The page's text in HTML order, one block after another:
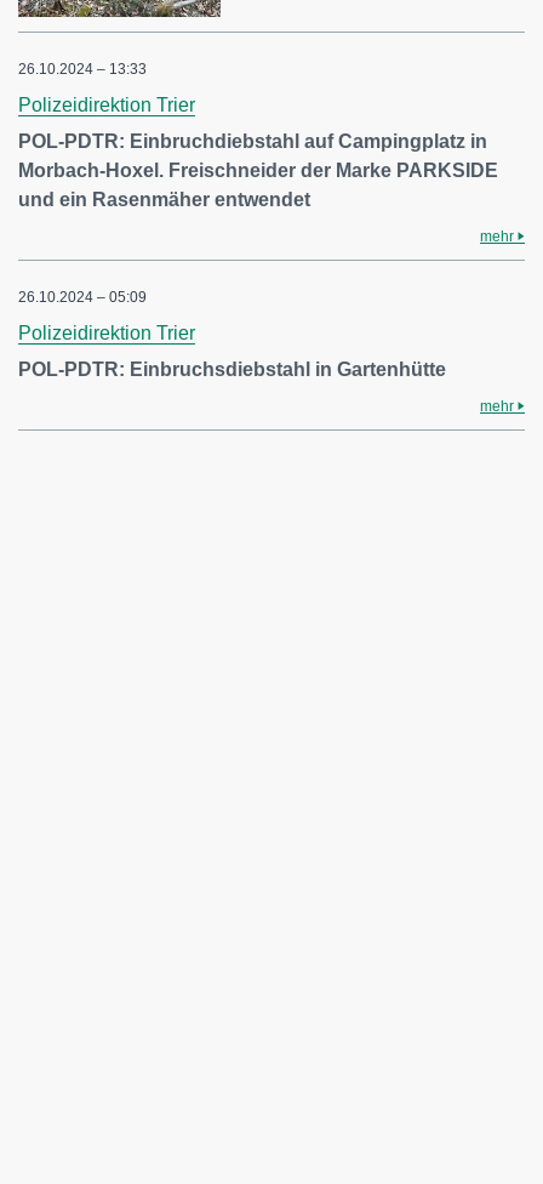
26.10.2024 – 13:33
Polizeidirektion Trier
POL-PDTR: Einbruchdiebstahl auf Campingplatz in
Morbach-Hoxel. Freischneider der Marke PARKSIDE
und ein Rasenmäher entwendet
mehr
26.10.2024 – 05:09
Polizeidirektion Trier
POL-PDTR: Einbruchsdiebstahl in Gartenhütte
mehr